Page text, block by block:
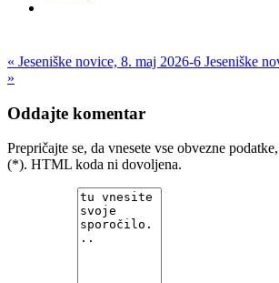
« Jeseniške novice, 8. maj 2026-6 Jeseniške
»
Oddajte komentar
Prepričajte se, da vnesete vse obvezne
(*). HTML koda ni dovoljena.